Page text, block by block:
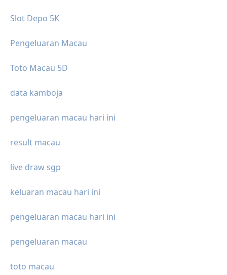
Slot Depo 5K
Pengeluaran Macau
Toto Macau 5D
data kamboja
pengeluaran macau hari ini
result macau
live draw sgp
keluaran macau hari ini
pengeluaran macau hari ini
pengeluaran macau
toto macau